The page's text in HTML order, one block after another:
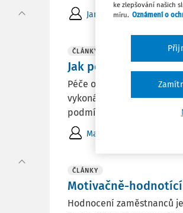
Jana Fučíková
ČLÁNKY
Jak pečovat o
Péče o zaměstnance
vykonávání sjednané
podmínky a pracovní
Martin Šikýř
ČLÁNKY
Motivačně-
Hodnocení zaměstnanců
ke zlepšování našich
míru. Oznámení o